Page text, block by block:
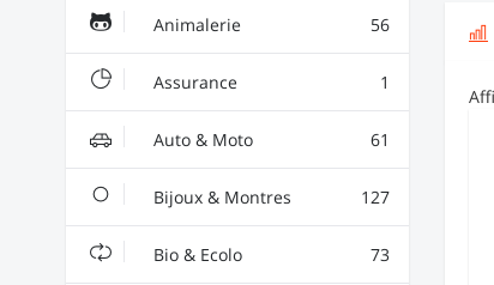
Animalerie 56
Assurance 1
Auto & Moto 61
Bijoux & Montres 127
Bio & Ecolo 73